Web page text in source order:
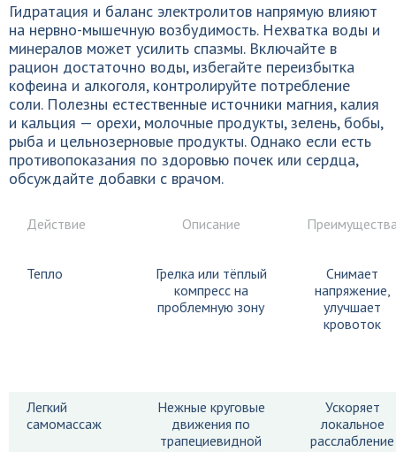
Гидратация и баланс электролитов напрямую влияют
на нервно-мышечную возбудимость. Нехватка воды и
минералов может усилить спазмы. Включайте в
рацион достаточно воды, избегайте переизбытка
кофеина и алкоголя, контролируйте потребление
соли. Полезны естественные источники магния, калия
и кальция — орехи, молочные продукты, зелень, бобы,
рыба и цельнозерновые продукты. Однако если есть
противопоказания по здоровью почек или сердца,
обсуждайте добавки с врачом.
Действие Описание
Тепло
Грелка или тёплый
компресс на
проблемную зону
Снимает
напряжение,
улучшает
кровоток
Легкий
самомассаж
Нежные круговые
движения по
трапециевидной
Ускоряет
локальное
расслабление